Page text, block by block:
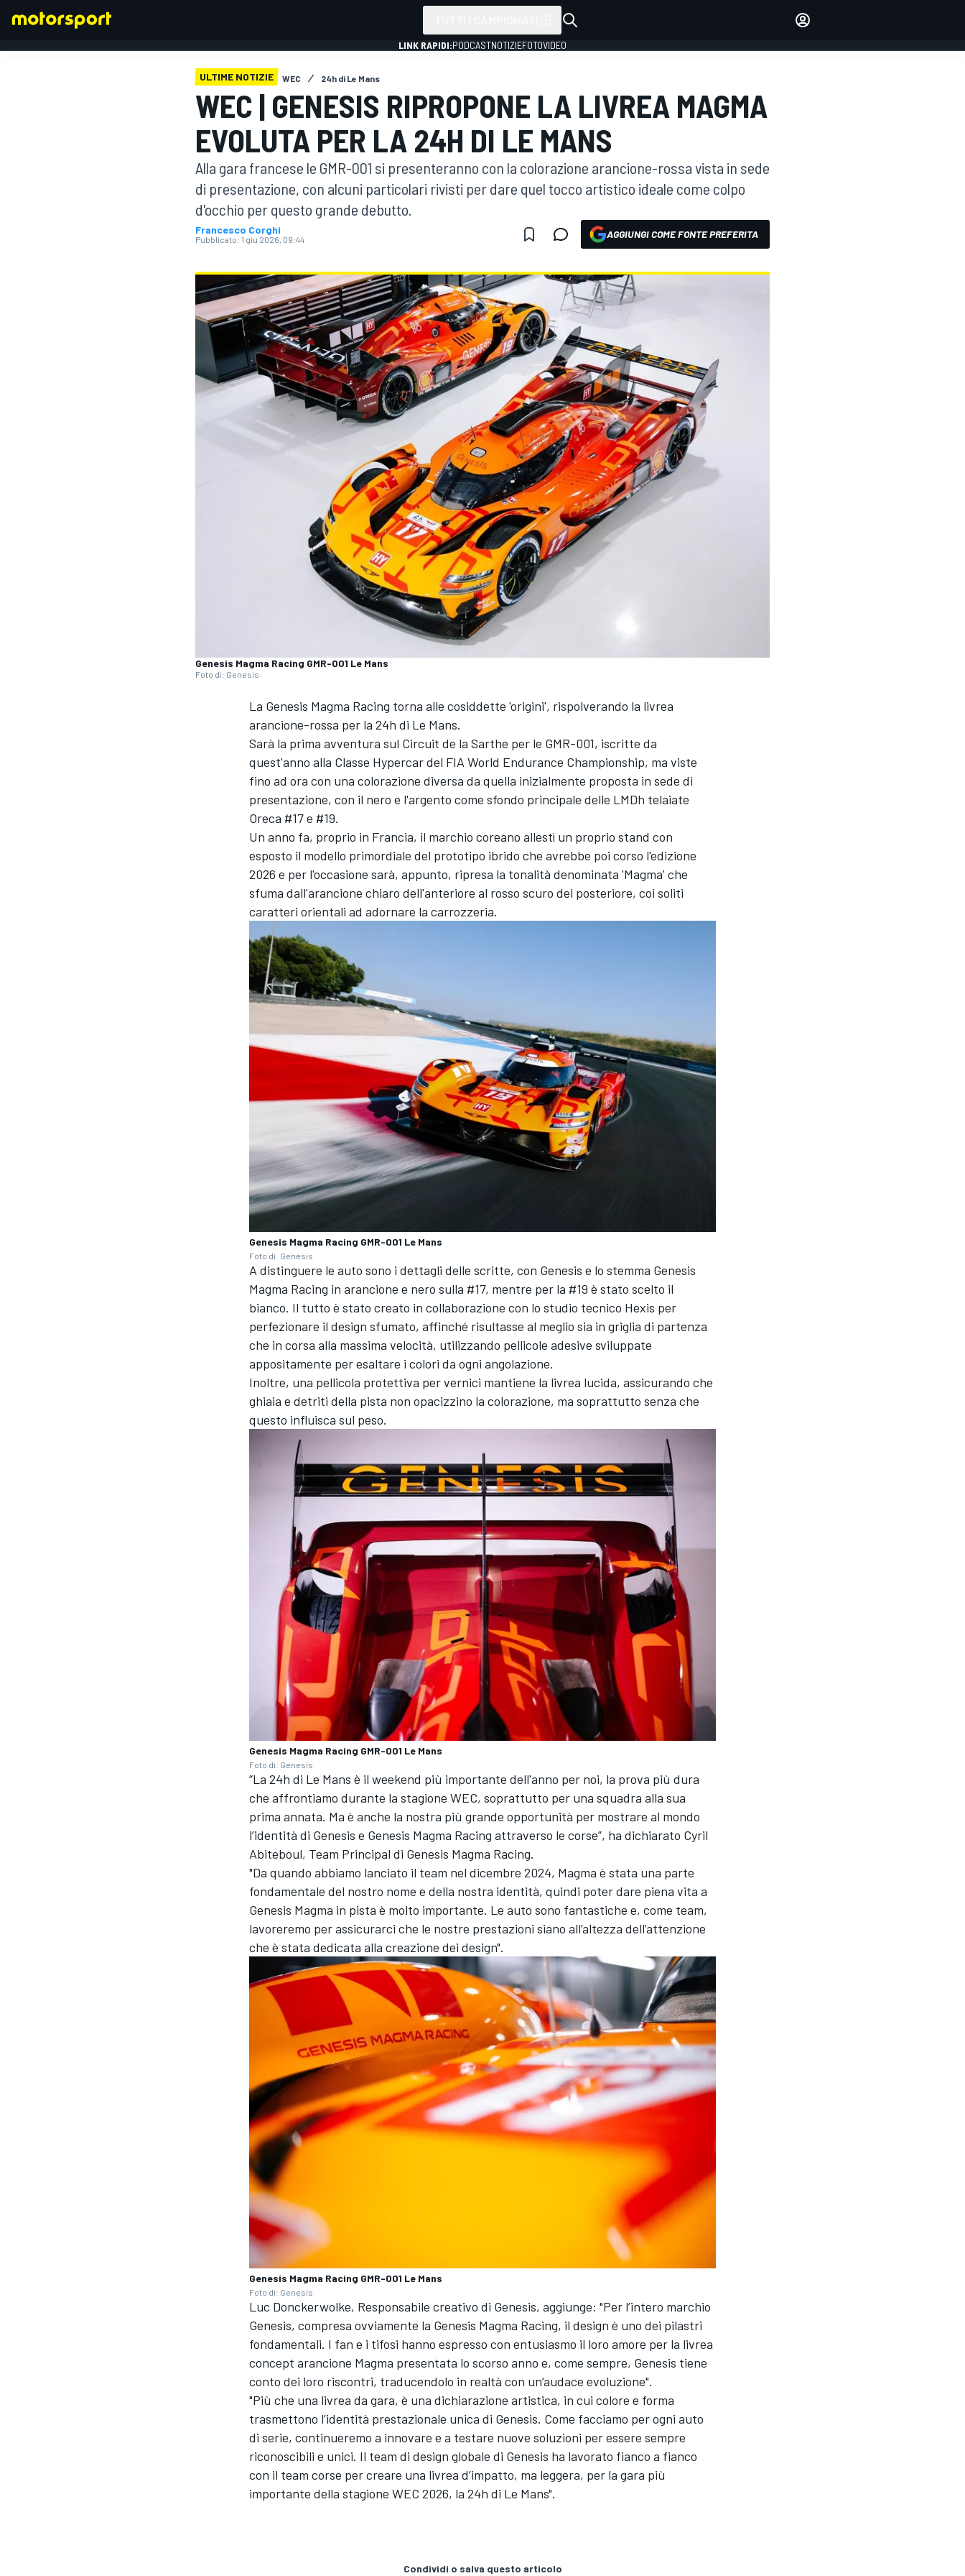
WEC
ACCEDI
LINK RAPIDI:PODCASTNOTIZIEFOTOVIDEO
ULTIME NOTIZIE WEC 24h di Le Mans
WEC | GENESIS RIPROPONE LA LIVREA MAGMA
EVOLUTA PER LA 24H DI LE MANS
Alla gara francese le GMR-001 si presenteranno con la colorazione arancione-rossa vista in sede
di presentazione, con alcuni particolari rivisti per dare quel tocco artistico ideale come colpo
d'occhio per questo grande debutto.
Francesco Corghi
Pubblicato: 1 giu 2026, 09:44 AGGIUNGI COME FONTE PREFERITA
Genesis Magma Racing GMR-001 Le Mans
Foto di: Genesis
La Genesis Magma Racing torna alle cosiddette 'origini', rispolverando la livrea
arancione-rossa per la 24h di Le Mans.
Sarà la prima avventura sul Circuit de la Sarthe per le GMR-001, iscritte da
quest'anno alla Classe Hypercar del FIA World Endurance Championship, ma viste
fino ad ora con una colorazione diversa da quella inizialmente proposta in sede di
presentazione, con il nero e l'argento come sfondo principale delle LMDh telaiate
Oreca #17 e #19.
Un anno fa, proprio in Francia, il marchio coreano allestì un proprio stand con
esposto il modello primordiale del prototipo ibrido che avrebbe poi corso l'edizione
2026 e per l'occasione sarà, appunto, ripresa la tonalità denominata 'Magma' che
sfuma dall'arancione chiaro dell'anteriore al rosso scuro del posteriore, coi soliti
caratteri orientali ad adornare la carrozzeria.
Genesis Magma Racing GMR-001 Le Mans
Foto di: Genesis
A distinguere le auto sono i dettagli delle scritte, con Genesis e lo stemma Genesis
Magma Racing in arancione e nero sulla #17, mentre per la #19 è stato scelto il
bianco. Il tutto è stato creato in collaborazione con lo studio tecnico Hexis per
perfezionare il design sfumato, affinché risultasse al meglio sia in griglia di partenza
che in corsa alla massima velocità, utilizzando pellicole adesive sviluppate
appositamente per esaltare i colori da ogni angolazione.
Inoltre, una pellicola protettiva per vernici mantiene la livrea lucida, assicurando che
ghiaia e detriti della pista non opacizzino la colorazione, ma soprattutto senza che
questo influisca sul peso.
Genesis Magma Racing GMR-001 Le Mans
Foto di: Genesis
“La 24h di Le Mans è il weekend più importante dell'anno per noi, la prova più dura
che affrontiamo durante la stagione WEC, soprattutto per una squadra alla sua
prima annata. Ma è anche la nostra più grande opportunità per mostrare al mondo
l’identità di Genesis e Genesis Magma Racing attraverso le corse”, ha dichiarato Cyril
Abiteboul, Team Principal di Genesis Magma Racing.
"Da quando abbiamo lanciato il team nel dicembre 2024, Magma è stata una parte
fondamentale del nostro nome e della nostra identità, quindi poter dare piena vita a
Genesis Magma in pista è molto importante. Le auto sono fantastiche e, come team,
lavoreremo per assicurarci che le nostre prestazioni siano all’altezza dell’attenzione
che è stata dedicata alla creazione dei design".
Genesis Magma Racing GMR-001 Le Mans
Foto di: Genesis
Luc Donckerwolke, Responsabile creativo di Genesis, aggiunge: "Per l’intero marchio
Genesis, compresa ovviamente la Genesis Magma Racing, il design è uno dei pilastri
fondamentali. I fan e i tifosi hanno espresso con entusiasmo il loro amore per la livrea
concept arancione Magma presentata lo scorso anno e, come sempre, Genesis tiene
conto dei loro riscontri, traducendolo in realtà con un’audace evoluzione".
"Più che una livrea da gara, è una dichiarazione artistica, in cui colore e forma
trasmettono l’identità prestazionale unica di Genesis. Come facciamo per ogni auto
di serie, continueremo a innovare e a testare nuove soluzioni per essere sempre
riconoscibili e unici. Il team di design globale di Genesis ha lavorato fianco a fianco
con il team corse per creare una livrea d’impatto, ma leggera, per la gara più
importante della stagione WEC 2026, la 24h di Le Mans".
Condividi o salva questo articolo